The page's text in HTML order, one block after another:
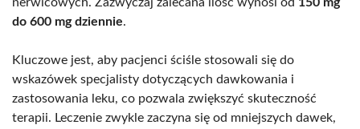
do 600 mg dziennie.
Kluczowe jest, aby pacjenci ściśle stosowali się do
wskazówek specjalisty dotyczących dawkowania i
zastosowania leku, co pozwala zwiększyć skuteczność
terapii. Leczenie zwykle zaczyna się od mniejszych dawek,